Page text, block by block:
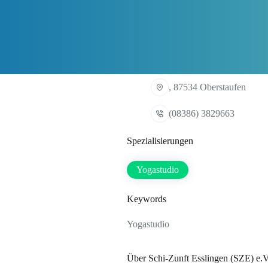
, 87534 Oberstaufen
(08386) 3829663
Spezialisierungen
Yogastudio
Keywords
Yogastudio
Über Schi-Zunft Esslingen (SZE)